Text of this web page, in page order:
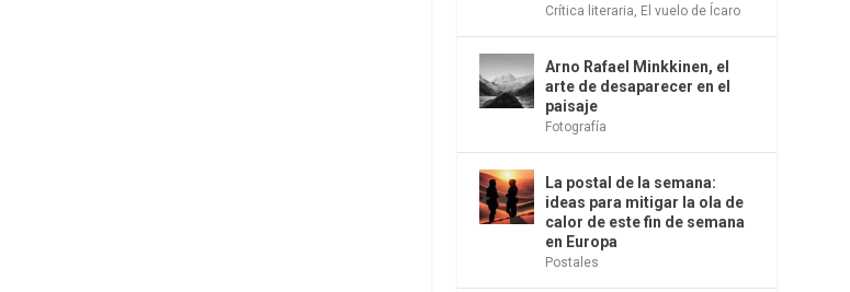
Crítica literaria El vuelo de Ícaro
Arno Rafael Minkkinen, el
arte de desaparecer en el
paisaje
Fotografía
La postal de la semana:
ideas para mitigar la ola de
calor de este fin de semana
en Europa
Postales